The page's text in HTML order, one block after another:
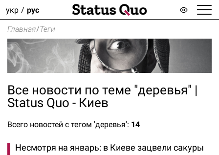
укр рус
Главная/Теги
Все новости по теме "деревья" |
Status Quo - Киев
Всего новостей с тегом 'деревья': 14
Несмотря на январь: в Киеве зацвели сакуры